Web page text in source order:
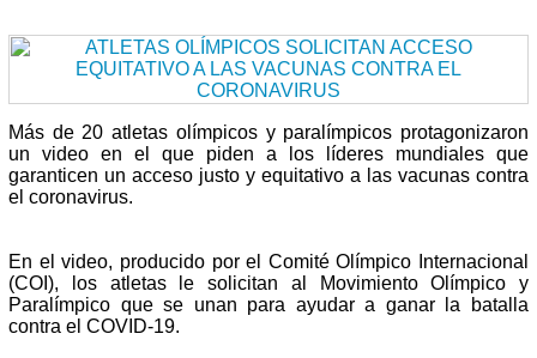
Más de 20 atletas olímpicos y paralímpicos protagonizaron
un video en el que piden a los líderes mundiales que
garanticen un acceso justo y equitativo a las vacunas contra
el coronavirus.
En el video, producido por el Comité Olímpico Internacional
(COI), los atletas le solicitan al Movimiento Olímpico y
Paralímpico que se unan para ayudar a ganar la batalla
contra el COVID-19.